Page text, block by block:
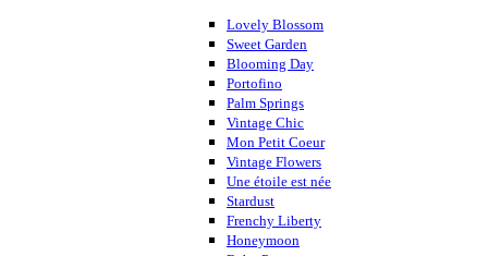
Lovely Blossom
Sweet Garden
Blooming Day
Portofino
Palm Springs
Vintage Chic
Mon Petit Coeur
Vintage Flowers
Une étoile est née
Stardust
Frenchy Liberty
Honeymoon